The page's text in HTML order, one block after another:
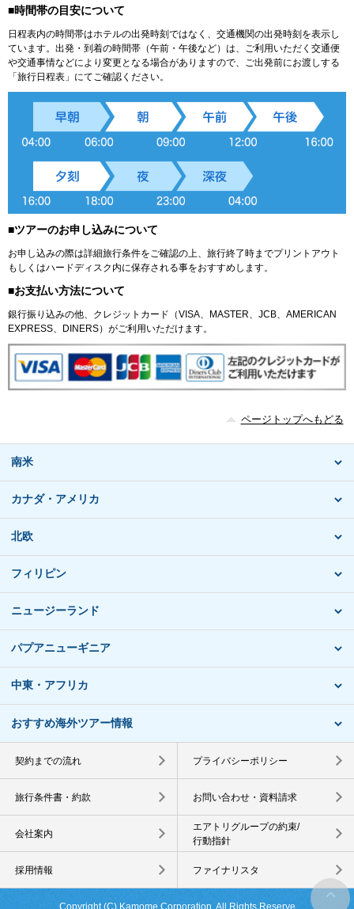
■時間帯の目安について
日程表内の時間帯はホテルの出発時刻ではなく、交通機関の出発時刻を表示し
ています。出発・到着の時間帯（午前・午後など）は、ご利用いただく交通便
や交通事情などにより変更となる場合がありますので、ご出発前にお渡しする
「旅行日程表」にてご確認ください。
■ツアーのお申し込みについて
お申し込みの際は詳細旅行条件をご確認の上、旅行終了時までプリントアウト
もしくはハードディスク内に保存される事をおすすめします。
■お支払い方法について
銀行振り込みの他、クレジットカード（VISA、MASTER、JCB、AMERICAN
EXPRESS、DINERS）がご利用いただけます。
ページトップへもどる
南米
カナダ・アメリカ
北欧
フィリピン
ニュージーランド
パプアニューギニア
中東・アフリカ
おすすめ海外ツアー情報
契約までの流れ プライバシーポリシー
旅行条件書・約款 お問い合わせ・資料請求
会社案内
エアトリグループの約束/
行動指針
採用情報 ファイナリスタ